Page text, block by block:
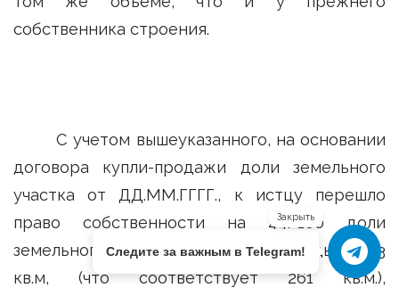
собственника строения.
С учетом вышеуказанного, на основании
договора купли-продажи доли земельного
участка от ДД.ММ.ГГГГ., к истцу перешло
право собственности на 44/100 доли
земельного участка, общей площадью 593
кв.м, (что соответствует 261 кв.м.),
Закрыть
Следите за важным в Telegram!